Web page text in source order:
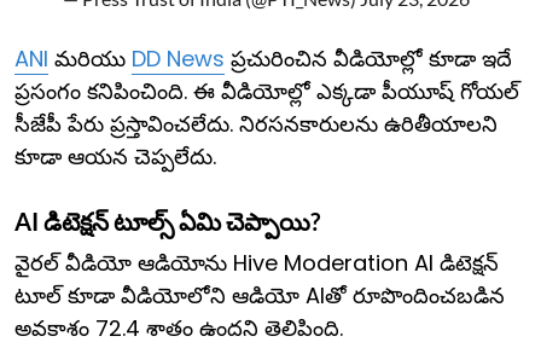
ANI మరియు DD News ప్రచురించిన వీడియోల్లో కూడా ఇదే
ప్రసంగం కనిపించింది. ఈ వీడియోల్లో ఎక్కడా పీయూష్ గోయల్
సీజేపీ పేరు ప్రస్తావించలేదు. నిరసనకారులను ఉరితీయాలని
కూడా ఆయన చెప్పలేదు.
AI డిటెక్షన్ టూల్స్ ఏమి చెప్పాయి?
వైరల్ వీడియో ఆడియోను Hive Moderation AI డిటెక్షన్
టూల్ కూడా వీడియోలోని ఆడియో AIతో రూపొందించబడిన
అవకాశం 72.4 శాతం ఉందని తెలిపింది.